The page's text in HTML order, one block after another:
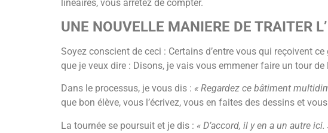
linéaires, vous arrêtez de compter.
UNE NOUVELLE MANIERE DE TRAITER
Soyez conscient de ceci : Certains d’entre vous qui reçoivent
que je veux dire : Disons, je vais vous emmener faire un tour de
Dans le processus, je vous dis : « Regardez ce bâtiment
que bon élève, vous l’écrivez, vous en faites des dessins et
La tournée se poursuit et je dis : « D’accord, il y en a un autre